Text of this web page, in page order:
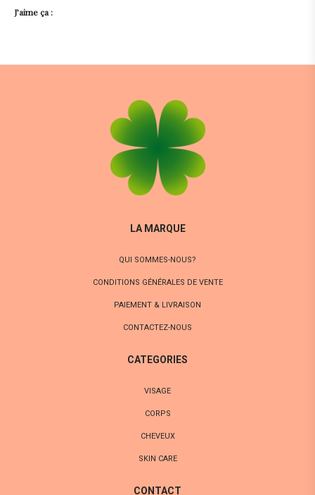
J’aime ça :
LA MARQUE
QUI SOMMES-NOUS?
CONDITIONS GÉNÉRALES DE VENTE
PAIEMENT & LIVRAISON
CONTACTEZ-NOUS
CATEGORIES
VISAGE
CORPS
CHEVEUX
SKIN CARE
CONTACT